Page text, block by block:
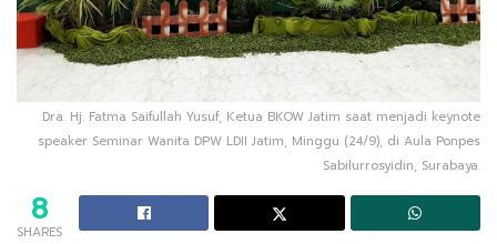
Dra. Hj. Fatma Saifullah Yusuf, Ketua BKOW Jatim saat menjadi keynote
speaker Seminar Wanita DPW LDII Jatim, Minggu (24/9), di Aula Ponpes
Sabilurrosyidin, Surabaya.
8
SHARES